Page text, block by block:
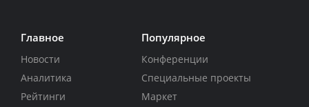
Главное
Новости
Аналитика
Рейтинги
Популярное
Конференции
Специальные проекты
Маркет